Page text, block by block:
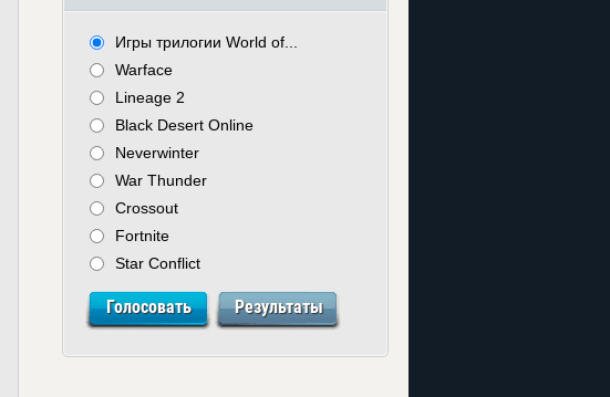
Игры трилогии World of...
Warface
Lineage 2
Black Desert Online
Neverwinter
War Thunder
Crossout
Fortnite
Star Conflict